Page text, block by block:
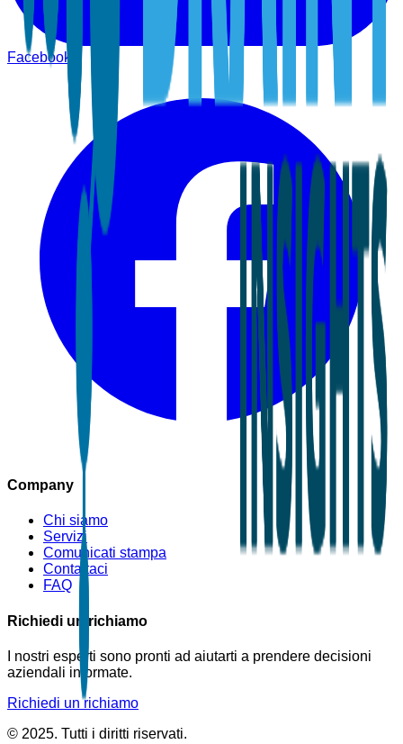
Facebook
Company
Chi siamo
Servizi
Comunicati stampa
Contattaci
FAQ
Richiedi un richiamo
I nostri esperti sono pronti ad aiutarti a prendere decisioni
aziendali informate.
Richiedi un richiamo
© 2025. Tutti i diritti riservati.